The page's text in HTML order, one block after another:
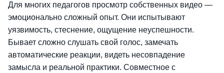
Для многих педагогов просмотр собственных видео —
эмоционально сложный опыт. Они испытывают
уязвимость, стеснение, ощущение неуспешности.
Бывает сложно слушать свой голос, замечать
автоматические реакции, видеть несовпадение
замысла и реальной практики. Совместное с